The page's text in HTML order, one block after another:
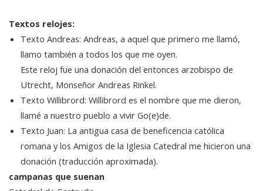
Textos relojes:
Texto Andreas: Andreas, a aquel que primero me llamó,
llamo también a todos los que me oyen.
Este reloj fue una donación del entonces arzobispo de
Utrecht, Monseñor Andreas Rinkel.
Texto Willibrord: Willibrord es el nombre que me dieron,
llamé a nuestro pueblo a vivir Go(e)de.
Texto Juan: La antigua casa de beneficencia católica
romana y los Amigos de la Iglesia Catedral me hicieron una
donación (traducción aproximada).
campanas que suenan